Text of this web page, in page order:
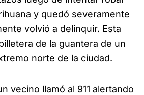
y quedó severamente
volvió a delinquir. Esta
de la guantera de un
norte de la ciudad.
vecino llamó al 911 alertando